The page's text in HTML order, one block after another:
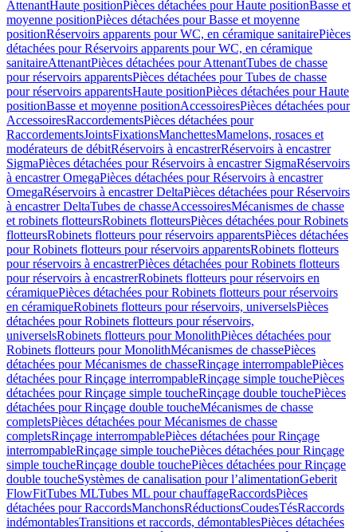
AttenantHaute positionPièces détachées pour Haute positionBasse et
moyenne positionPièces détachées pour Basse et moyenne
positionRéservoirs apparents pour WC, en céramique sanitairePièces
détachées pour Réservoirs apparents pour WC, en céramique
sanitaireAttenantPièces détachées pour AttenantTubes de chasse
pour réservoirs apparentsPièces détachées pour Tubes de chasse
pour réservoirs apparentsHaute positionPièces détachées pour Haute
positionBasse et moyenne positionAccessoiresPièces détachées pour
AccessoiresRaccordementsPièces détachées pour
RaccordementsJointsFixationsManchettesMamelons, rosaces et
modérateurs de débitRéservoirs à encastrerRéservoirs à encastrer
SigmaPièces détachées pour Réservoirs à encastrer SigmaRéservoirs
à encastrer OmegaPièces détachées pour Réservoirs à encastrer
OmegaRéservoirs à encastrer DeltaPièces détachées pour Réservoirs
à encastrer DeltaTubes de chasseAccessoiresMécanismes de chasse
et robinets flotteursRobinets flotteursPièces détachées pour Robinets
flotteursRobinets flotteurs pour réservoirs apparentsPièces détachées
pour Robinets flotteurs pour réservoirs apparentsRobinets flotteurs
pour réservoirs à encastrerPièces détachées pour Robinets flotteurs
pour réservoirs à encastrerRobinets flotteurs pour réservoirs en
céramiquePièces détachées pour Robinets flotteurs pour réservoirs
en céramiqueRobinets flotteurs pour réservoirs, universelsPièces
détachées pour Robinets flotteurs pour réservoirs,
universelsRobinets flotteurs pour MonolithPièces détachées pour
Robinets flotteurs pour MonolithMécanismes de chassePièces
détachées pour Mécanismes de chasseRinçage interrompablePièces
détachées pour Rinçage interrompableRinçage simple touchePièces
détachées pour Rinçage simple toucheRinçage double touchePièces
détachées pour Rinçage double toucheMécanismes de chasse
completsPièces détachées pour Mécanismes de chasse
completsRinçage interrompablePièces détachées pour Rinçage
interrompableRinçage simple touchePièces détachées pour Rinçage
simple toucheRinçage double touchePièces détachées pour Rinçage
double toucheSystèmes de canalisation pour l’alimentationGeberit
FlowFitTubes MLTubes ML pour chauffageRaccordsPièces
détachées pour RaccordsManchonsRéductionsCoudesTésRaccords
indémontablesTransitions et raccords, démontablesPièces détachées